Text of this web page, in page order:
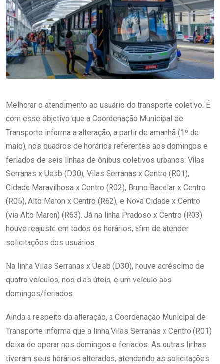
Melhorar o atendimento ao usuário do transporte coletivo. É
com esse objetivo que a Coordenação Municipal de
Transporte informa a alteração, a partir de amanhã (1º de
maio), nos quadros de horários referentes aos domingos e
feriados de seis linhas de ônibus coletivos urbanos: Vilas
Serranas x Uesb (D30), Vilas Serranas x Centro (R01),
Cidade Maravilhosa x Centro (R02), Bruno Bacelar x Centro
(R05), Alto Maron x Centro (R62), e Nova Cidade x Centro
(via Alto Maron) (R63). Já na linha Pradoso x Centro (R03)
houve reajuste em todos os horários, afim de atender
solicitações dos usuários.
Na linha Vilas Serranas x Uesb (D30), houve acréscimo de
quatro veículos, nos dias úteis, e um veículo aos
domingos/feriados.
Ainda a respeito da alteração, a Coordenação Municipal de
Transporte informa que a linha Vilas Serranas x Centro (R01)
deixa de operar nos domingos e feriados. As outras linhas
tiveram seus horários alterados, atendendo as solicitações